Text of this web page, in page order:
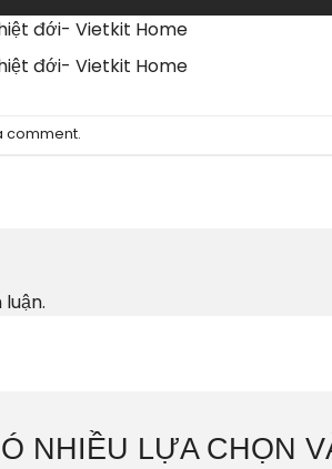
đới- Vietkit Home
đới- Vietkit Home
comment.
NHIỀU LỰA CHỌN